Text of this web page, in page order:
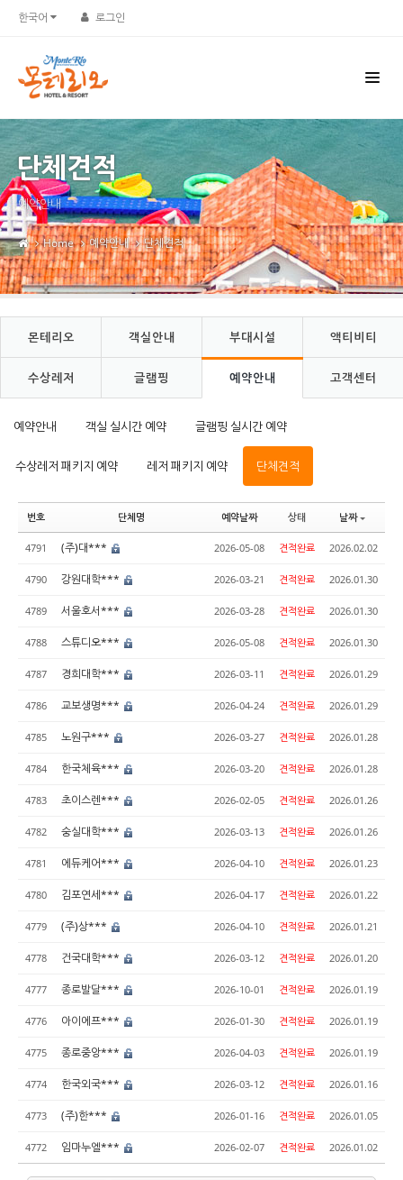
한국어 로그인
단체견적
예약안내
Home 예약안내 단체견적
몬테리오 객실안내 부대시설 액티비티
수상레저 글램핑 예약안내 고객센터
예약안내 객실 실시간 예약 글램핑 실시간 예약
수상레저 패키지 예약 레저 패키지 예약 단체견적
번호 단체명 예약날짜 상태 날짜
4791 (주)대*** 2026-05-08 견적완료 2026.02.02
4790 강원대학*** 2026-03-21 견적완료 2026.01.30
4789 서울호서*** 2026-03-28 견적완료 2026.01.30
4788 스튜디오*** 2026-05-08 견적완료 2026.01.30
4787 경희대학*** 2026-03-11 견적완료 2026.01.29
4786 교보생명*** 2026-04-24 견적완료 2026.01.29
4785 노원구*** 2026-03-27 견적완료 2026.01.28
4784 한국체육*** 2026-03-20 견적완료 2026.01.28
4783 초이스렌*** 2026-02-05 견적완료 2026.01.26
4782 숭실대학*** 2026-03-13 견적완료 2026.01.26
4781 에듀케어*** 2026-04-10 견적완료 2026.01.23
4780 김포연세*** 2026-04-17 견적완료 2026.01.22
4779 (주)상*** 2026-04-10 견적완료 2026.01.21
4778 건국대학*** 2026-03-12 견적완료 2026.01.20
4777 종로발달*** 2026-10-01 견적완료 2026.01.19
4776 아이에프*** 2026-01-30 견적완료 2026.01.19
4775 종로중앙*** 2026-04-03 견적완료 2026.01.19
4774 한국외국*** 2026-03-12 견적완료 2026.01.16
4773 (주)한*** 2026-01-16 견적완료 2026.01.05
4772 임마누엘*** 2026-02-07 견적완료 2026.01.02
Sketchbook5, 스케치북5